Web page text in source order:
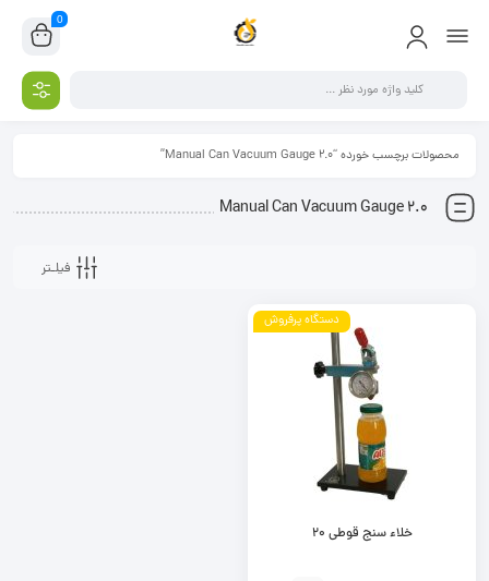
0
محصولات برچسب خورده “Manual Can Vacuum Gauge 2.0”
Manual Can Vacuum Gauge 2.0
فیلـتر
دستگاه پرفروش
خلاء سنج قوطی 20